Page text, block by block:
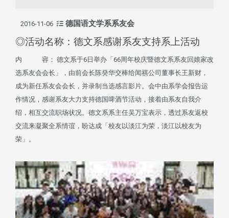
2016-11-06 德国语文学系系友会
◎活动名称：德文系感谢系友支持系上活动
内 容： 德文系于6日举办「66周年校庆暨德文系系友回娘家改
选系友会会长」，由前会长陈癸华交棒给闻祺公司董事长王新财，
成为新任系友会会长，并录制当选感言影片。会中由系学会报告运
作情况，感谢系友大力支持德国啤酒节活动，接着由系友自我介
绍，相互交流职场状况。德文系系主任吴万宝表示，透过系友返校
交流来凝聚全系情谊，盼达成「校友以淡江为荣，淡江以校友为
荣」。